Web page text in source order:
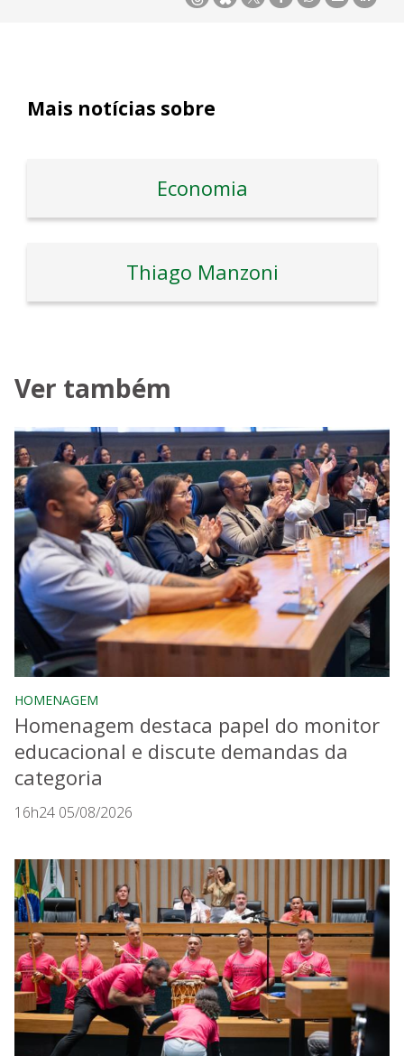
Mais notícias sobre
Economia
Thiago Manzoni
Ver também
HOMENAGEM
Homenagem destaca papel do monitor
educacional e discute demandas da
categoria
16h24 05/08/2026